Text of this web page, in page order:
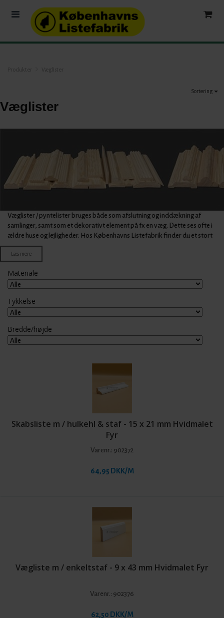
Væglister
Sortering
Væglister / pyntelister bruges både som afslutning og inddækning af
samlinger, samt som et dekorativt element på fx en væg. Dette ses ofte i
ældre huse og lejligheder. Hos Københavns Listefabrik finder du et stort
udvalg af forskellige profiler - lige fra klassiske almueprofiler til mere
moderne og enkle listetyper. Vores træ lister er alle i bedste kvalitet til en
Læs mere
Materiale
Tykkelse
Bredde/højde
Skabsliste m / hulkehl & staf - 15 x 21 mm Hvidmalet
Fyr
Varenr.: 902372
64,95 DKK/M
Vægliste m / enkeltstaf - 9 x 43 mm Hvidmalet Fyr
Varenr.: 902376
62,50 DKK/M